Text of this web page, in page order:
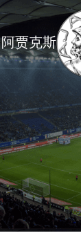
阿贾克斯